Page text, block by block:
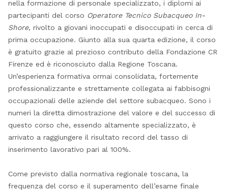
nella formazione di personale specializzato, i diplomi ai
partecipanti del corso Operatore Tecnico Subacqueo In-
Shore, rivolto a giovani inoccupati e disoccupati in cerca di
prima occupazione. Giunto alla sua quarta edizione, il corso
è gratuito grazie al prezioso contributo della Fondazione CR
Firenze ed è riconosciuto dalla Regione Toscana.
Un’esperienza formativa ormai consolidata, fortemente
professionalizzante e strettamente collegata ai fabbisogni
occupazionali delle aziende del settore subacqueo. Sono i
numeri la diretta dimostrazione del valore e del successo di
questo corso che, essendo altamente specializzato, è
arrivato a raggiungere il risultato record del tasso di
inserimento lavorativo pari al 100%.
Come previsto dalla normativa regionale toscana, la
frequenza del corso e il superamento dell’esame finale